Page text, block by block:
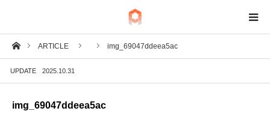
ホームARTICLE img_69047ddeea5ac
UPDATE 2025.10.31
img_69047ddeea5ac
BIM
IoT